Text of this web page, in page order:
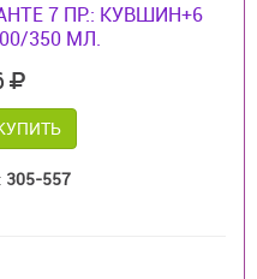
7 ПР.: КУВШИН+6
350 МЛ.
305-557